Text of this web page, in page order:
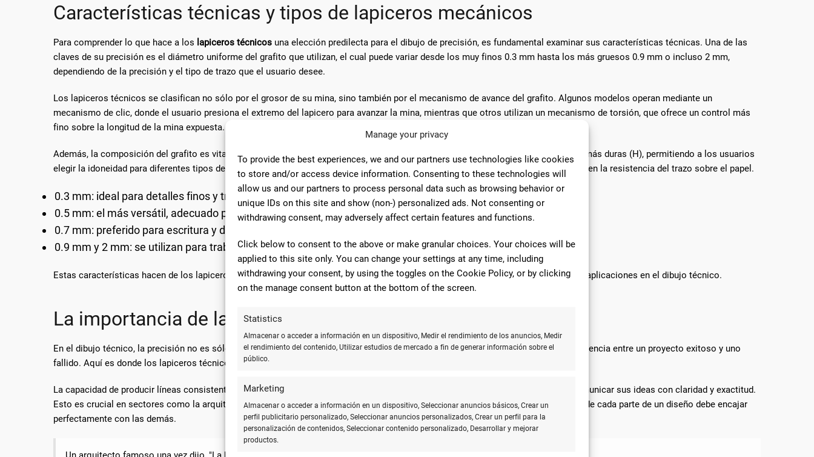
Manage your privacy
To provide the best experiences, we and our partners use technologies like cookies
to store and/or access device information. Consenting to these technologies will
allow us and our partners to process personal data such as browsing behavior or
unique IDs on this site and show (non-) personalized ads. Not consenting or
withdrawing consent, may adversely affect certain features and functions.
Click below to consent to the above or make granular choices. Your choices will be
applied to this site only. You can change your settings at any time, including
withdrawing your consent, by using the toggles on the Cookie Policy, or by clicking
on the manage consent button at the bottom of the screen.
Statistics
Almacenar o acceder a información en un dispositivo, Medir el rendimiento de los anuncios, Medir
el rendimiento del contenido, Utilizar estudios de mercado a fin de generar información sobre el
público.
Marketing
Almacenar o acceder a información en un dispositivo, Seleccionar anuncios básicos, Crear un
perfil publicitario personalizado, Seleccionar anuncios personalizados, Crear un perfil para la
personalización de contenidos, Seleccionar contenido personalizado, Desarrollar y mejorar
productos.
Características técnicas y tipos de lapiceros mecánicos
Para comprender lo que hace a los lapiceros técnicos una elección predilecta para el dibujo de precisión, es fundamental examinar sus características técnicas. Una de las
claves de su precisión es el diámetro uniforme del grafito que utilizan, el cual puede variar desde los muy finos 0.3 mm hasta los más gruesos 0.9 mm o incluso 2 mm,
dependiendo de la precisión y el tipo de trazo que el usuario desee.
Los lapiceros técnicos se clasifican no sólo por el grosor de su mina, sino también por el mecanismo de avance del grafito. Algunos modelos operan mediante un
mecanismo de clic, donde el usuario presiona el extremo del lapicero para avanzar la mina, mientras que otros utilizan un mecanismo de torsión, que ofrece un control más
fino sobre la longitud de la mina expuesta.
Además, la composición del grafito es vital. Las minas están disponibles en diversas durezas, desde las más blandas (B) hasta las más duras (H), permitiendo a los usuarios
elegir la idoneidad para diferentes tipos de papel y propósitos de dibujo. La dureza de la mina influencia tanto en la oscuridad como en la resistencia del trazo sobre el papel.
0.3 mm: ideal para detalles finos y trabajos de precisión.
0.5 mm: el más versátil, adecuado para texto y dibujo técnico general.
0.7 mm: preferido para escritura y dibujos que requieren trazos más gruesos.
0.9 mm y 2 mm: se utilizan para trabajos especiales que requieren líneas más audaces.
Estas características hacen de los lapiceros técnicos herramientas altamente especializadas y versátiles para una amplia gama de aplicaciones en el dibujo técnico.
La importancia de la precisión en el dibujo técnico
En el dibujo técnico, la precisión no es sólo un detalle; es la esencia misma del trabajo. Un error milimétrico puede significar la diferencia entre un proyecto exitoso y uno
fallido. Aquí es donde los lapiceros técnicos demuestran su valor inigualable.
La capacidad de producir líneas consistentes y uniformes con un grosor determinado permite a los profesionales y estudiantes comunicar sus ideas con claridad y exactitud.
Esto es crucial en sectores como la arquitectura, donde las proporciones precisas son esenciales, y en la ingeniería mecánica, donde cada parte de un diseño debe encajar
perfectamente con las demás.